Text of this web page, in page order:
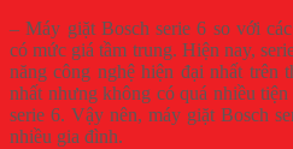
– Máy giặt Bosch serie 6 so với
có mức giá tầm trung. Hiện nay,
năng công nghệ hiện đại nhất trên
nhất nhưng không có quá nhiều
serie 6. Vậy nên, máy giặt Bosch
nhiều gia đình.